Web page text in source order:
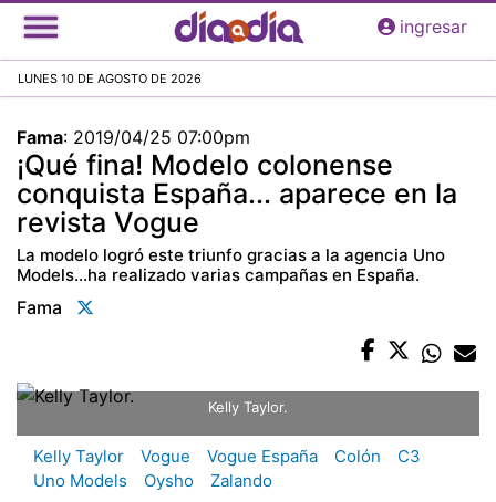
Pasar
al
principal
ingresar
LUNES 10 DE AGOSTO DE 2026
Fama: 2019/04/25 07:00pm
¡Qué fina! Modelo colonense
conquista España... aparece en la
revista Vogue
La modelo logró este triunfo gracias a la agencia Uno
Models...ha realizado varias campañas en España.
Fama
Kelly Taylor.
Kelly Taylor Vogue Vogue España Colón
C3
Uno Models
Oysho Zalando